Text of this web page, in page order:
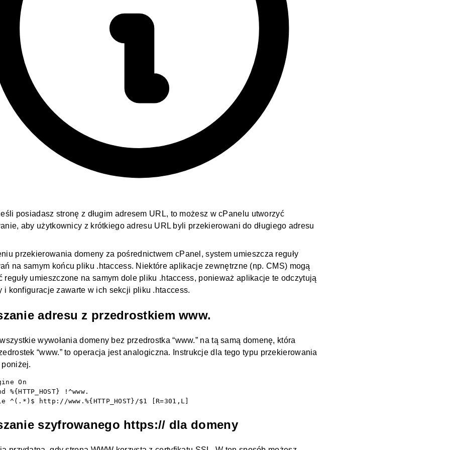
posiadasz stronę z długim adresem URL, to możesz w cPanelu utworzyć
aby użytkownicy z krótkiego adresu URL byli przekierowani do długiego adresu
przekierowania domeny za pośrednictwem cPanel, system umieszcza reguły
na samym końcu pliku .htaccess. Niektóre aplikacje zewnętrzne (np. CMS) mogą
reguły umieszczone na samym dole pliku .htaccess, ponieważ aplikacje te odczytują
i konfiguracje zawarte w ich sekcji pliku .htaccess.
adresu z przedrostkiem www.
wywołaniadomeny bez przedrostka “www.” na tą samą domenę, która
“www.” to operacja jest analogiczna. Instrukcje dla tego typu przekierowania
On
%{HTTP_HOST} !^www.
^(.*)$ http://www.%{HTTP_HOST}/$1 [R=301,L]
szyfrowanego https:// dla domeny